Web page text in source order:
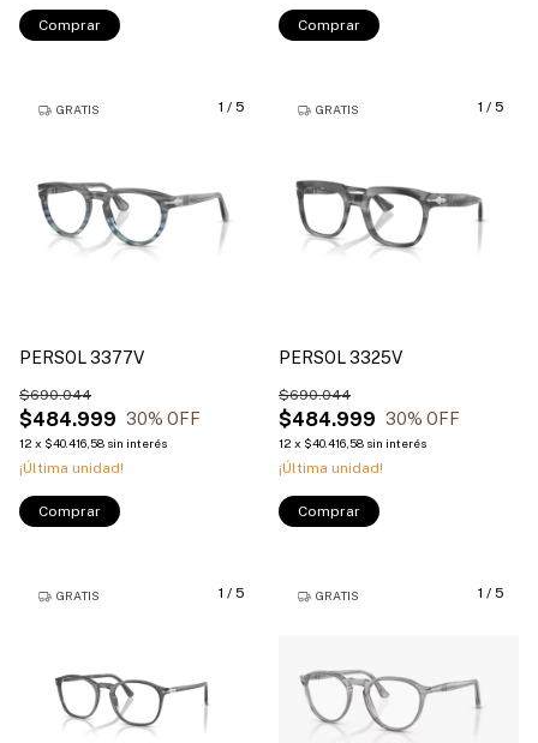
Comprar Comprar
1 / 5
GRATIS
PERSOL 3377V
$484.999
$690.044
30% OFF
12 x $40.416,58 sin interés
¡Última unidad!
Comprar
1 / 5
GRATIS
PERSOL 3325V
$484.999
$690.044
30% OFF
12 x $40.416,58 sin interés
¡Última unidad!
Comprar
1 / 5
GRATIS 1 / 5
GRATIS